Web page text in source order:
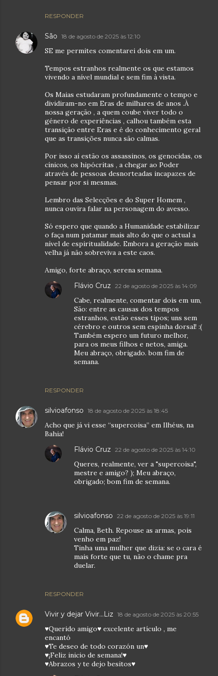
RESPONDER
São 18 de agosto de 2025 às 12:10
SE me permites comentarei dois em um.
Tempos estranhos realmente os que estamos
vivendo a nível mundial e sem fim à vista.
Os Maias estudaram profundamente o tempo e
dividiram-no em Eras de milhares de anos .À
nossa geração , a quem coube viver todo o
género de experiências , calhou também esta
transição entre Eras e é do conhecimento geral
que as transições nunca são calmas.
Por isso aí estão os assassinos, os genocidas, os
cínicos, os hipócritas , a chegar ao Poder
através de pessoas desnorteadas incapazes de
pensar por si mesmas.
Lembro das Selecções e do Super Homem ,
nunca ouvira falar na personagem do avesso.
Só espero que quando a Humanidade estabilizar
o faça num patamar mais alto do que o actual a
nível de espiritualidade. Embora a geração mais
velha já não sobreviva a este caos.
Amigo, forte abraço, serena semana.
RESPONDER
Flávio Cruz 22 de agosto de 2025 às 14:09
Cabe, realmente, comentar dois em um,
São: entre as causas dos tempos
estranhos, estão esses tipos; uns sem
cérebro e outros sem espinha dorsal! :(
Também espero um futuro melhor,
para os meus filhos e netos, amiga.
Meu abraço, obrigado. bom fim de
semana.
silvioafonso 18 de agosto de 2025 às 18:45
Acho que já vi esse “supercoisa” em Ilhéus, na
Bahia!
RESPONDER
Flávio Cruz 22 de agosto de 2025 às 14:10
Queres, realmente, ver a "supercoisa",
mestre e amigo? ); Meu abraço,
obrigado; bom fim de semana.
silvioafonso 22 de agosto de 2025 às 19:11
Calma, Beth. Repouse as armas, pois
venho em paz!
Tinha uma mulher que dizia: se o cara é
mais forte que tu, não o chame pra
duelar.
Vivir y dejar Vivir...Liz 18 de agosto de 2025 às 20:55
♥Querido amigo♥ excelente artículo , me
encantó
♥Te deseo de todo corazón un♥
♥¡Feliz inicio de semana!♥
♥Abrazos y te dejo besitos♥